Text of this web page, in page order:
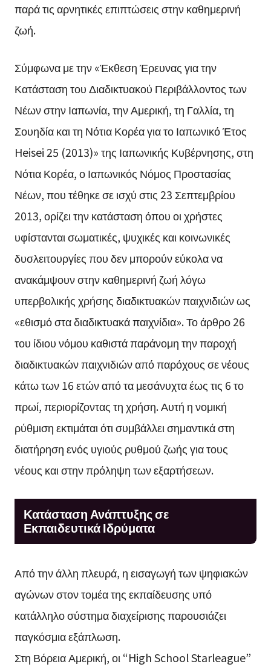
παρά τις αρνητικές επιπτώσεις στην καθημερινή
ζωή.
Σύμφωνα με την «Έκθεση Έρευνας για την
Κατάσταση του Διαδικτυακού Περιβάλλοντος των
Νέων στην Ιαπωνία, την Αμερική, τη Γαλλία, τη
Σουηδία και τη Νότια Κορέα για το Ιαπωνικό Έτος
Heisei 25 (2013)» της Ιαπωνικής Κυβέρνησης, στη
Νότια Κορέα, ο Ιαπωνικός Νόμος Προστασίας
Νέων, που τέθηκε σε ισχύ στις 23 Σεπτεμβρίου
2013, ορίζει την κατάσταση όπου οι χρήστες
υφίστανται σωματικές, ψυχικές και κοινωνικές
δυσλειτουργίες που δεν μπορούν εύκολα να
ανακάμψουν στην καθημερινή ζωή λόγω
υπερβολικής χρήσης διαδικτυακών παιχνιδιών ως
«εθισμό στα διαδικτυακά παιχνίδια». Το άρθρο 26
του ίδιου νόμου καθιστά παράνομη την παροχή
διαδικτυακών παιχνιδιών από παρόχους σε νέους
κάτω των 16 ετών από τα μεσάνυχτα έως τις 6 το
πρωί, περιορίζοντας τη χρήση. Αυτή η νομική
ρύθμιση εκτιμάται ότι συμβάλλει σημαντικά στη
διατήρηση ενός υγιούς ρυθμού ζωής για τους
νέους και στην πρόληψη των εξαρτήσεων.
Κατάσταση Ανάπτυξης σε
Εκπαιδευτικά Ιδρύματα
Από την άλλη πλευρά, η εισαγωγή των ψηφιακών
αγώνων στον τομέα της εκπαίδευσης υπό
κατάλληλο σύστημα διαχείρισης παρουσιάζει
παγκόσμια εξάπλωση.
Στη Βόρεια Αμερική, οι “High School Starleague”